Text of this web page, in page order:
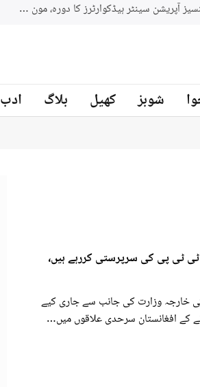
فیلڈ مارشل عاصم منیر کا نیشنل ایمرجنسیز آپریشن سینٹر ہیڈکوارٹرز کا دورہ، مون سون آفات سے نمٹنے کی تیاریوں کا جائزہ
شوبز کھیل بلاگ ادب
ٹی پی کی سرپرستی کررہے ہیں،
خارجہ وزارت کی جانب سے جاری کیے
نے کے افغانستان سرحدی علاقوں میں…